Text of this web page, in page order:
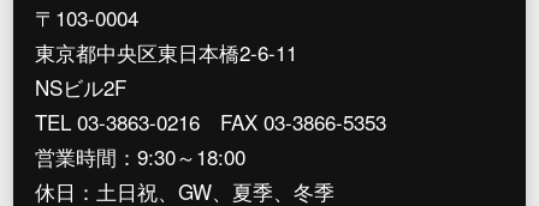
〒103-0004
東京都中央区東日本橋2-6-11
NSビル2F
TEL 03-3863-0216 FAX 03-3866-5353
営業時間：9:30～18:00
休日：土日祝、GW、夏季、冬季